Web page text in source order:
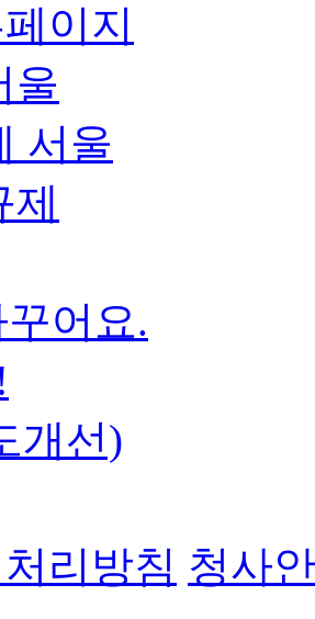
이지
울
서울
제
꾸어요.
개선)
리방침 청사